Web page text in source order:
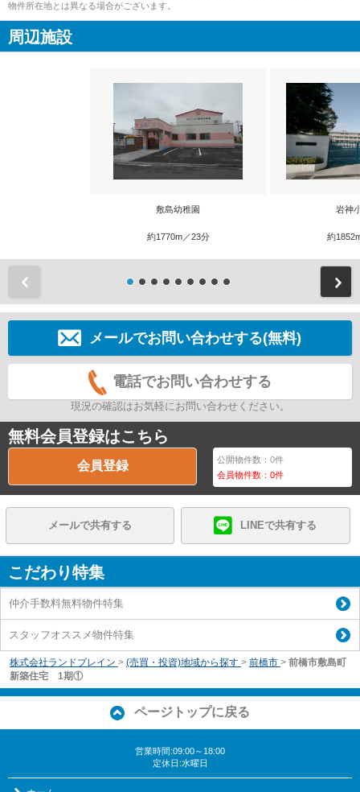
物件所在地とは異なる場合がございます。
周辺施設
敷島幼稚園
約1770m／23分
岩神
約
メールでお問い合わせする(無料)
電話でお問い合わせする
現況の確認はお気軽にお問い合わせください。
無料会員登録はこちら
会員登録 公開物件数：0件
会員物件数：0件
メールで共有する LINEで共有する
こだわり特集
仲介手数料無料物件特集
スタッフオススメ物件特集
株式会社ランドブレイン > (売買・投資)地域から探す > 前橋市 > 前橋市敷島町
新築住宅 1期①
ページトップに戻る
営業時間:09:00～18:00
定休日:水曜日